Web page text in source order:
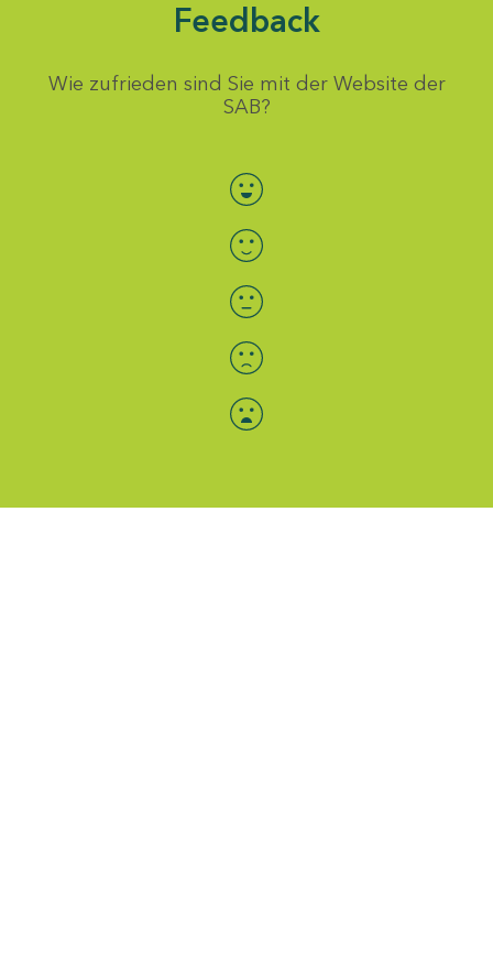
Feedback
Wie zufrieden sind Sie mit der Website der
SAB?
Bewertung auswählen